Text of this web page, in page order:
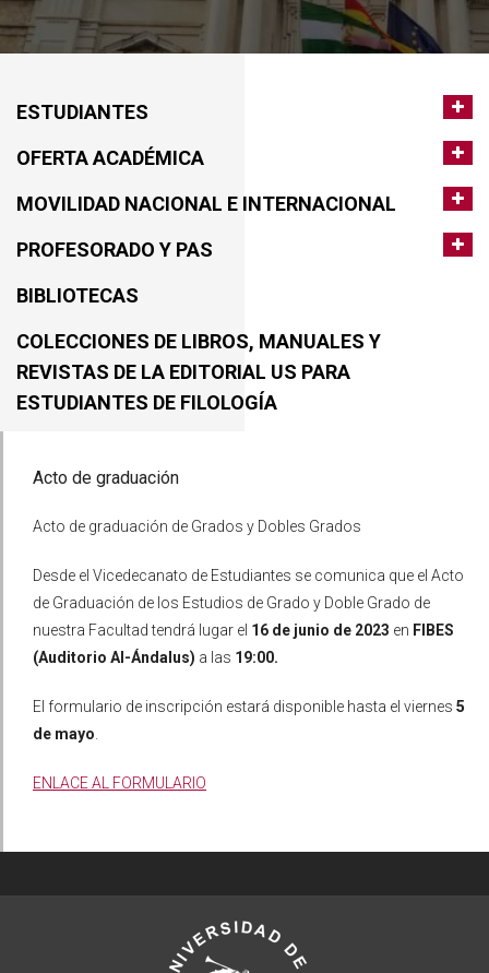
ESTUDIANTES
OFERTA ACADÉMICA
MOVILIDAD NACIONAL E INTERNACIONAL
PROFESORADO Y PAS
BIBLIOTECAS
COLECCIONES DE LIBROS, MANUALES Y
REVISTAS DE LA EDITORIAL US PARA
ESTUDIANTES DE FILOLOGÍA
Acto de graduación
Acto de graduación de Grados y Dobles Grados
Desde el Vicedecanato de Estudiantes se comunica que el Acto
de Graduación de los Estudios de Grado y Doble Grado de
nuestra Facultad tendrá lugar el 16 de junio de 2023 en FIBES
(Auditorio Al-Ándalus) a las 19:00.
El formulario de inscripción estará disponible hasta el viernes 5
de mayo
ENLACE AL FORMULARIO